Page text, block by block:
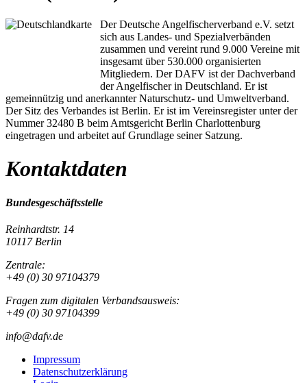
Der Deutsche Angelfischerverband e.V. setzt
sich aus Landes- und Spezialverbänden
zusammen und vereint rund 9.000 Vereine mit
insgesamt über 530.000 organisierten
Mitgliedern. Der DAFV ist der Dachverband
der Angelfischer in Deutschland. Er ist
gemeinnützig und anerkannter Naturschutz- und Umweltverband.
Der Sitz des Verbandes ist Berlin. Er ist im Vereinsregister unter der
Nummer 32480 B beim Amtsgericht Berlin Charlottenburg
eingetragen und arbeitet auf Grundlage seiner Satzung.
Kontaktdaten
Bundesgeschäftsstelle
Reinhardtstr. 14
10117 Berlin
Zentrale:
+49 (0) 30 97104379
Fragen zum digitalen Verbandsausweis:
+49 (0) 30 97104399
info@dafv.de
Impressum
Datenschutzerklärung